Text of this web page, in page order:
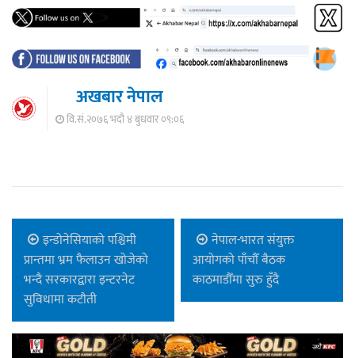
अखबार नेपाल
वि.सं.२०७६ भदौ ४ बुधवार ०९:०६
इन्डोनेसियाको पश्चिमी
प्रान्तमा भ्रम फैलाउन खोजेको
भन्दै सरकारद्वारा इन्टरनेट
सुविधामा कटौती
नेपाल-भारत संयुक्त
आयोगको पाँचौँ बैठक
काठमाडौँमा सुरु हुँदै